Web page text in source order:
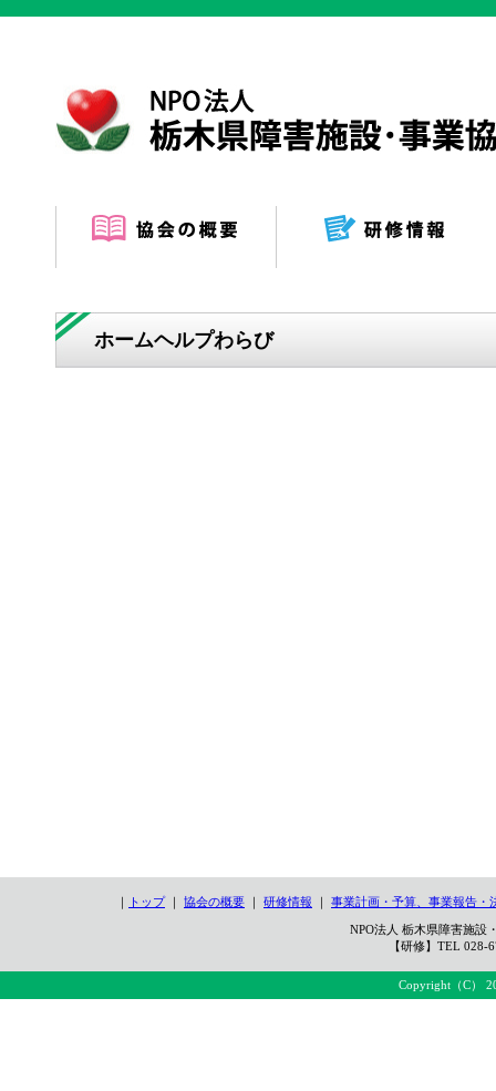
ホームヘルプわらび
｜ トップ｜ 協会の概要 ｜ 研修情報 ｜ 事業計画・予算、事業報告・
NPO法人 栃木県障害施
【研修】TEL
Copyright（C）